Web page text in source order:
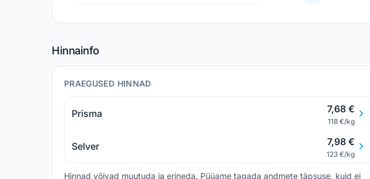
Hinnainfo
PRAEGUSED HINNAD
Prisma 7,68 €
118 €/kg
Selver 7,98 €
123 €/kg
Hinnad võivad muutuda ja erineda. Püüame tagada andmete täpsuse, kuid ei